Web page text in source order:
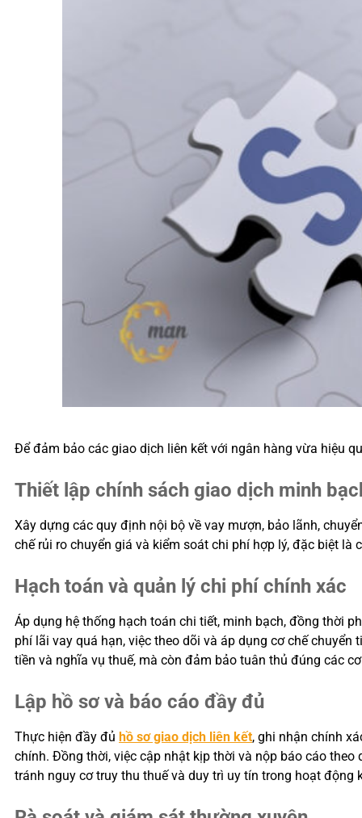
Để đảm bảo các giao dịch liên kết với ngân hàng vừa hiệu
Thiết lập chính sách giao dịch minh
Xây dựng các quy định nội bộ về vay mượn, bảo lãnh,
chế rủi ro chuyển giá và kiểm soát chi phí hợp lý, đặc biệt là
Hạch toán và quản lý chi phí chính xác
Áp dụng hệ thống hạch toán chi tiết, minh bạch, đồng thời
phí lãi vay quá hạn, việc theo dõi và áp dụng cơ chế
tiền và nghĩa vụ thuế, mà còn đảm bảo tuân thủ đúng các
Lập hồ sơ và báo cáo đầy đủ
Thực hiện đầy đủ hồ sơ giao dịch liên kết, ghi nhận chính
chính. Đồng thời, việc cập nhật kịp thời và nộp báo cáo
tránh nguy cơ truy thu thuế và duy trì uy tín trong hoạt động